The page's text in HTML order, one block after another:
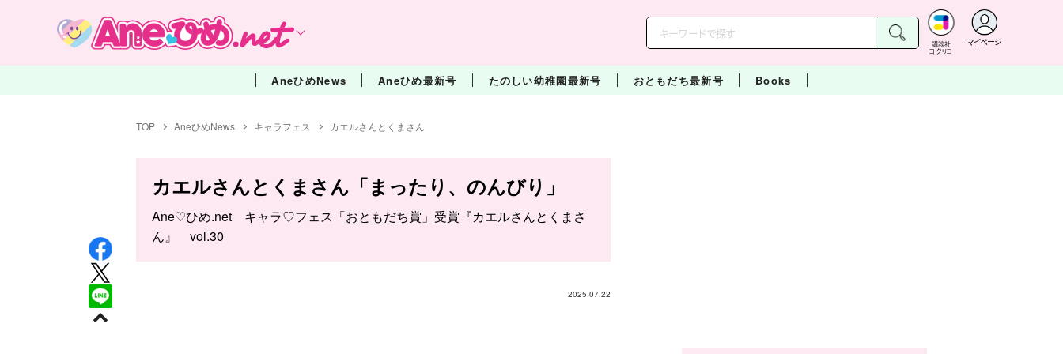
講談社
コクリコ
マイページ
AneひめNews Aneひめ最新号 たのしい幼稚園最新号 おともだち最新号 Books
TOP AneひめNews キャラフェス カエルさんとくまさん
カエルさんとくまさん「まったり、のんびり」
Ane♡ひめ.net キャラ♡フェス「おともだち賞」受賞『カエルさんとくまさ
ん』 vol.30
2025.07.22